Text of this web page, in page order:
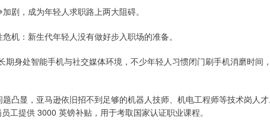
，成为年轻人求职路上两大阻碍。
：新生代年轻人没有做好步入职场的准备。
身处智能手机与社交媒体环境，不少年轻人习惯闭门刷手机消磨时间
显，亚马逊依旧招不到足够的机器人技师、机电工程师等技术岗人
工提供 3000 英镑补贴，用于考取国家认证职业课程。